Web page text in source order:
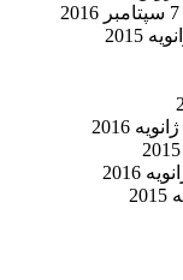
7 سپتامبر 2016